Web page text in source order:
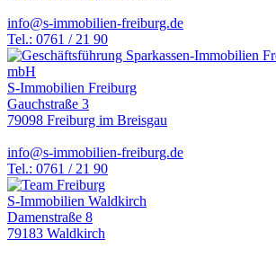
info@s-immobilien-freiburg.de
Tel.: 0761 / 21 90
S-Immobilien Freiburg
Gauchstraße 3
79098 Freiburg im Breisgau
info@s-immobilien-freiburg.de
Tel.: 0761 / 21 90
S-Immobilien Waldkirch
Damenstraße 8
79183 Waldkirch